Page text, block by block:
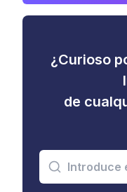
¿Curioso
de